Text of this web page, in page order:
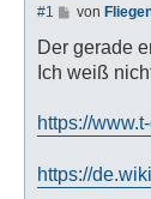
#1
B
i
t
r
von
Der gerade
Ich weiß
https://
https://